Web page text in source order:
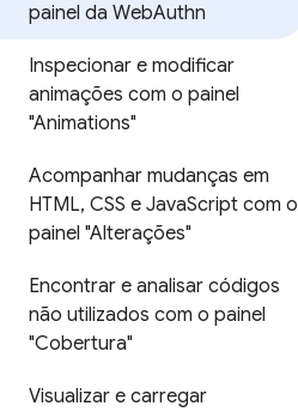
painel da WebAuthn
Inspecionar e modificar
animações com o painel
"Animations"
Acompanhar mudanças em
HTML, CSS e JavaScript com o
painel "Alterações"
Encontrar e analisar códigos
não utilizados com o painel
"Cobertura"
Visualizar e carregar